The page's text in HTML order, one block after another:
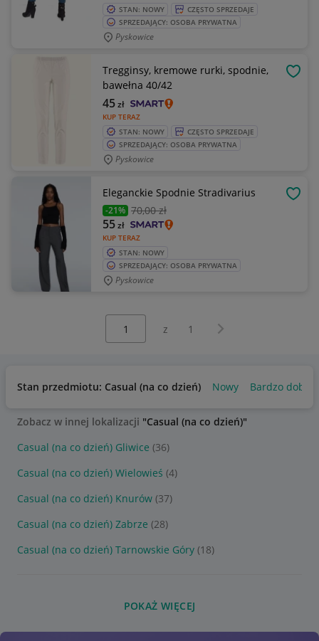
STAN: NOWY
CZĘSTO SPRZEDAJE
SPRZEDAJĄCY: OSOBA PRYWATNA
Pyskowice
Tregginsy, kremowe rurki, spodnie,
bawełna 40/42
KUP TERAZ
45zł
STAN: NOWY
CZĘSTO SPRZEDAJE
SPRZEDAJĄCY: OSOBA PRYWATNA
Pyskowice
Eleganckie Spodnie Stradivarius
-21% 70,00 zł
KUP TERAZ
55zł
STAN: NOWY
SPRZEDAJĄCY: OSOBA PRYWATNA
Pyskowice
z 1 Następna strona
Stan przedmiotu: Casual (na co dzień) Nowy Bardzo dobry
Zobacz w innej lokalizacji "Casual (na co dzień)"
Casual (na co dzień) Gliwice (36)
Casual (na co dzień) Wielowieś (4)
Casual (na co dzień) Knurów (37)
Casual (na co dzień) Zabrze (28)
Casual (na co dzień) Tarnowskie Góry (18)
POKAŻ WIĘCEJ